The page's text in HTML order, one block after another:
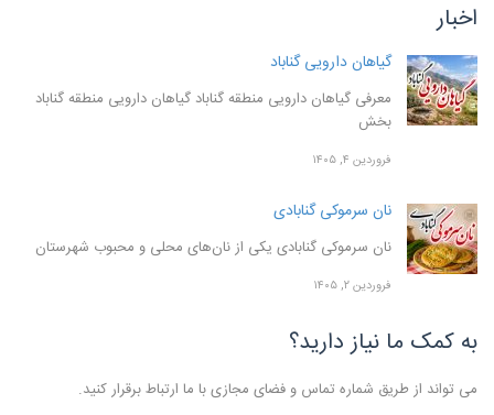
اخبار
گیاهان دارویی گناباد
معرفی گیاهان دارویی منطقه گناباد گیاهان دارویی منطقه گناباد
بخش
فروردین ۴, ۱۴۰۵
نان سرموکی گنابادی
نان سرموکی گنابادی یکی از نان‌های محلی و محبوب شهرستان
فروردین ۲, ۱۴۰۵
به کمک ما نیاز دارید؟
می تواند از طریق شماره تماس و فضای مجازی با ما ارتباط برقرار کنید.